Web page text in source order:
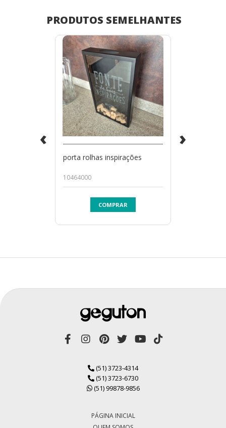
PRODUTOS SEMELHANTES
porta rolhas inspirações
10464000
COMPRAR
‹ ›
(51) 3723-4314
(51) 3723-6730
(51) 99878-9856
PÁGINA INICIAL